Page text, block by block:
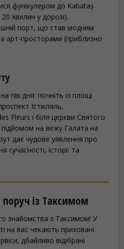
фунікулером до Kabataş
хвилин у дорозі).
порт, що став модним
арт-просторами (приблизно
пів дня: почніть із площі
Істікляль,
Fleurs і біля церкви Святого
підйомом на вежу Галата на
дає чудове уявлення про
сучасності, історії та
із Таксимом
знайомства з Таксимом! У
на вас чекають приховані
дбайливо відібрані